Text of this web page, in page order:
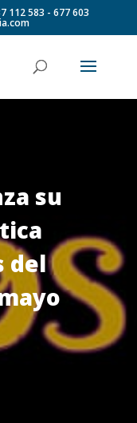
112 583 - 677 603
su
del